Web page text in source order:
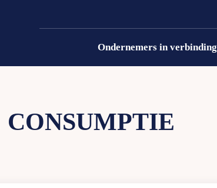
Ondernemers in verbinding
CONSUMPTIE